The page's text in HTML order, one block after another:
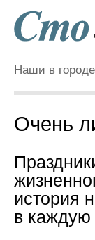
Наши в городе
Очень
история
в